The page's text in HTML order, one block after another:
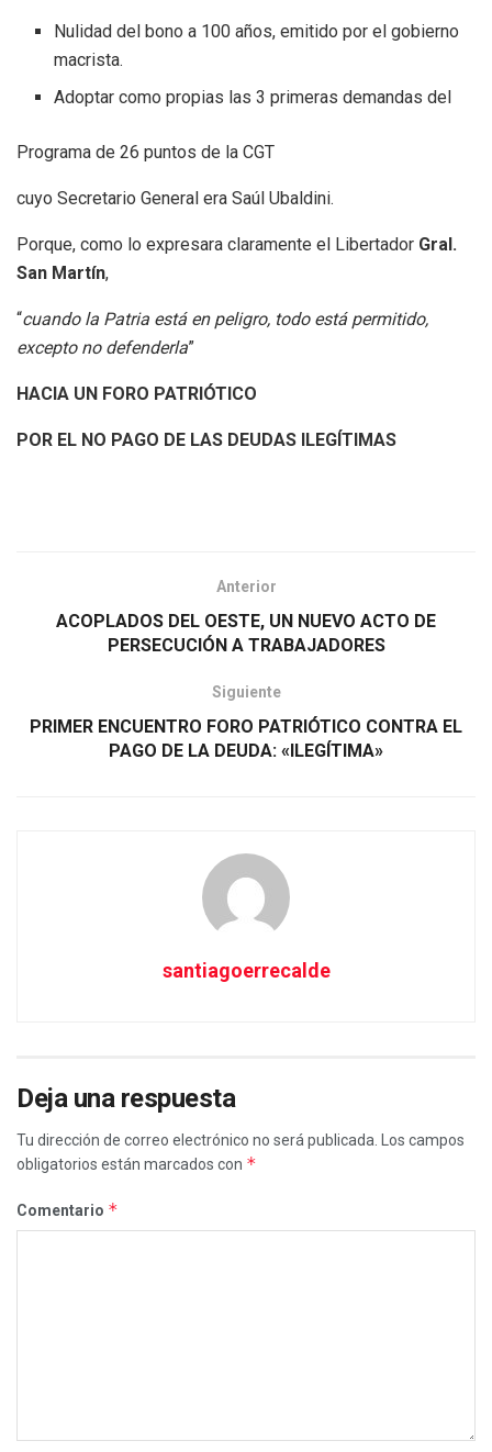
Nulidad del bono a 100 años, emitido por el gobierno
macrista.
Adoptar como propias las 3 primeras demandas del
Programa de 26 puntos de la CGT
cuyo Secretario General era Saúl Ubaldini.
Porque, como lo expresara claramente el Libertador Gral.
San Martín,
“cuando la Patria está en peligro, todo está permitido,
excepto no defenderla”
HACIA UN FORO PATRIÓTICO
POR EL NO PAGO DE LAS DEUDAS ILEGÍTIMAS
Anterior
ACOPLADOS DEL OESTE, UN NUEVO ACTO DE
PERSECUCIÓN A TRABAJADORES
Siguiente
PRIMER ENCUENTRO FORO PATRIÓTICO CONTRA EL
PAGO DE LA DEUDA: «ILEGÍTIMA»
santiagoerrecalde
Deja una respuesta
Tu dirección de correo electrónico no será publicada.
Los campos
obligatorios están marcados con *
Comentario *